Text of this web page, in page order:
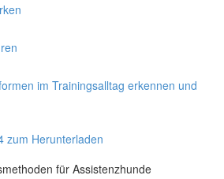
im Trainingsalltag erkennen und
zum Herunterladen
für Assistenzhunde